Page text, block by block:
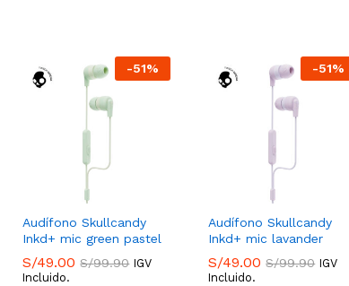
-51%
Audífono Skullcandy
Inkd+ mic green pastel
S/49.00 S/99.90 IGV
Incluido.
-51%
Audífono Skullcandy
Inkd+ mic lavander
S/49.00 S/99.90 IGV
Incluido.